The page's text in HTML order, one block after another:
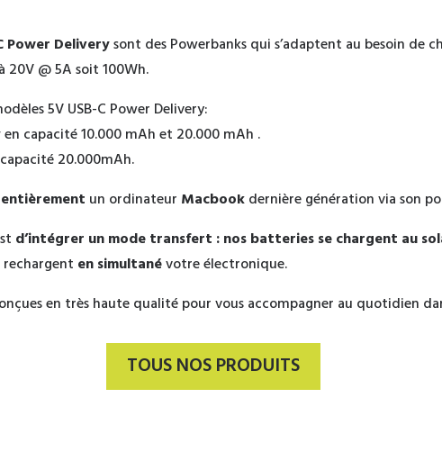
179.00€.
Power Deliverysont des Powerbanks qui s’adaptent au besoin de
@ 5A soit 100Wh.
5V USB-C Power Delivery:
en capacité 10.000 mAh et 20.000 mAh .
20.000mAh.
un ordinateur Macbookdernière génération via son
d’intégrer un mode transfert : nos batteries se chargent au
rechargent en simultanévotre électronique.
en très haute qualité pour vous accompagner au quotidien
TOUS NOS PRODUITS